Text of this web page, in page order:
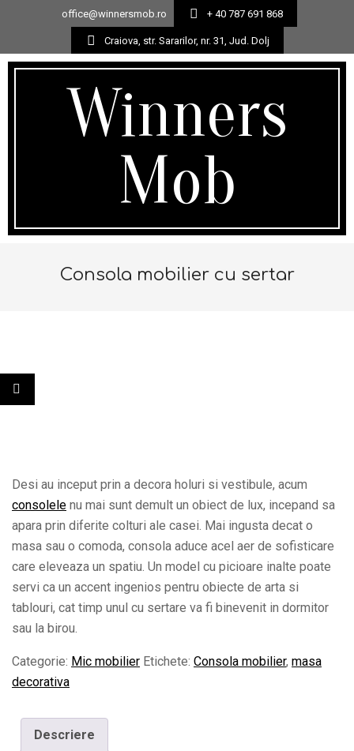
office@winnersmob.ro + 40 787 691 868
Craiova, str. Sararilor, nr. 31, Jud. Dolj
Skip
Winners
Mob
Consola mobilier cu sertar
Desi au inceput prin a decora holuri si vestibule, acum
consolele nu mai sunt demult un obiect de lux, incepand sa
apara prin diferite colturi ale casei. Mai ingusta decat o
masa sau o comoda, consola aduce acel aer de sofisticare
care eleveaza un spatiu. Un model cu picioare inalte poate
servi ca un accent ingenios pentru obiecte de arta si
tablouri, cat timp unul cu sertare va fi binevenit in dormitor
sau la birou.
Categorie: Mic mobilier Etichete: Consola mobilier, masa
decorativa
Descriere